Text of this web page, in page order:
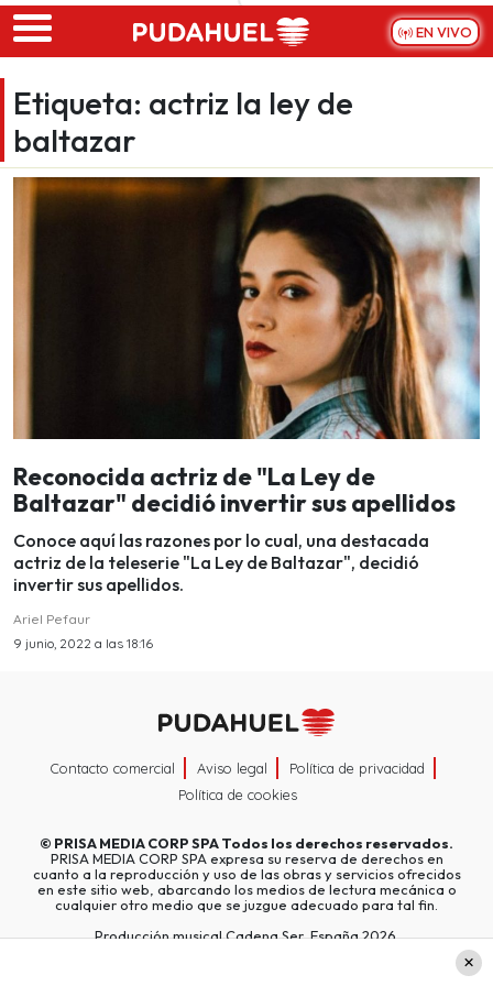
Skip to main content
EN VIVO
Etiqueta: actriz la ley de
baltazar
Reconocida actriz de "La Ley de
Baltazar" decidió invertir sus apellidos
Conoce aquí las razones por lo cual, una destacada
actriz de la teleserie "La Ley de Baltazar", decidió
invertir sus apellidos.
Ariel Pefaur
9 junio, 2022 a las 18:16
Contacto comercial Aviso legal
Política de privacidad
Política de cookies
© PRISA MEDIA CORP SPATodos los derechos reservados.
PRISA MEDIA CORP SPA expresa su reserva de derechos en
cuanto a la reproducción y uso de las obras y servicios ofrecidos
en este sitio web, abarcando los medios de lectura mecánica o
cualquier otro medio que se juzgue adecuado para tal fin.
Producción musical Cadena Ser, España 2026.